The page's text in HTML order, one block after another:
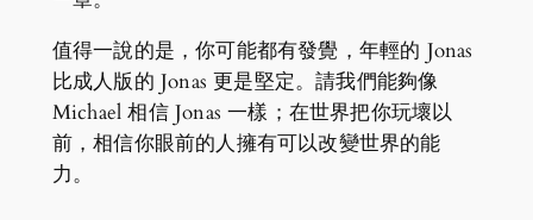
值得一說的是，你可能都有發覺，年輕的 Jonas
比成人版的 Jonas 更是堅定。請我們能夠像
Michael 相信 Jonas 一樣；在世界把你玩壞以
前，相信你眼前的人擁有可以改變世界的能
力。